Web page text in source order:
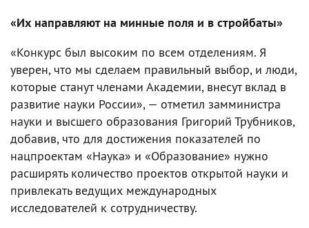
«Их направляют на минные поля и в стройбаты»
«Конкурс был высоким по всем отделениям. Я
уверен, что мы сделаем правильный выбор, и люди,
которые станут членами Академии, внесут вклад в
развитие науки России», — отметил замминистра
науки и высшего образования Григорий Трубников,
добавив, что для достижения показателей по
нацпроектам «Наука» и «Образование» нужно
расширять количество проектов открытой науки и
привлекать ведущих международных
исследователей к сотрудничеству.